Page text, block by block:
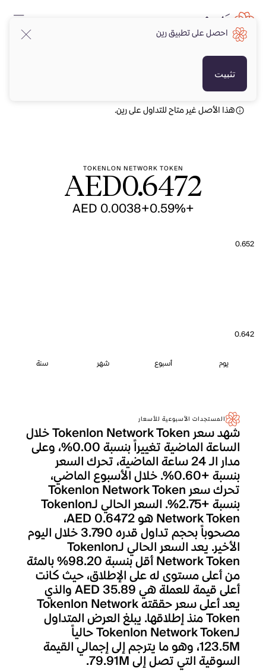
هذا الأصل غير متاح للتداول على رين.
TOKENLON NETWORK TOKEN
AED0.6472
+0.59%
+AED 0.0038
0.652
0.642
يوم أسبوع شهر سنة
المستجدات الأسبوعية للأسعار
شهد سعر Tokenlon Network Token خلال
الساعة الماضية تغييراً بنسبة 0.00%، وعلى
مدار الـ 24 ساعة الماضية، تحرك السعر
بنسبة +0.60%. خلال الأسبوع الماضي،
تحرك سعر Tokenlon Network Token
بنسبة +2.75%. السعر الحالي لـTokenlon
Network Token هو AED 0.6472،
مصحوباً بحجم تداول قدره 3.790 خلال اليوم
الأخير. يعد السعر الحالي لـTokenlon
Network Token أقل بنسبة 98.20% بالمئة
من أعلى مستوى له على الإطلاق، حيث كانت
أعلى قيمة للعملة هي AED 35.89 والذي
يعد أعلى سعر حققته Tokenlon Network
Token منذ إطلاقها. يبلغ العرض المتداول
لـTokenlon Network Token حالياً
123.5M، وهو ما يترجم إلى إجمالي القيمة
السوقية التي تصل إلى 79.91M.
احصل على تطبيق رين
تثبيت